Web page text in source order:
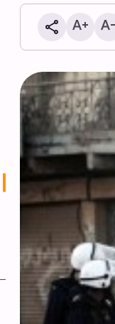
به زائران
مجازی توسط